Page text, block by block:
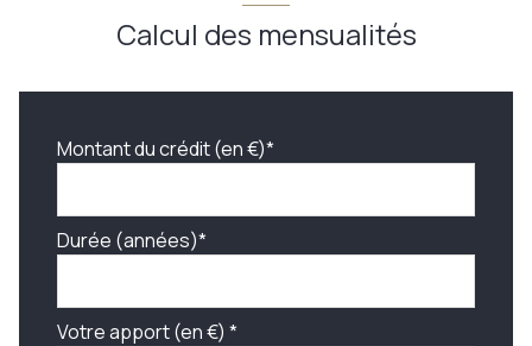
Calcul des mensualités
Montant du crédit (en €)*
Durée (années)*
Votre apport (en €) *